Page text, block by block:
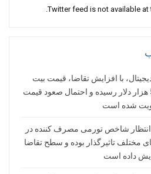
Twitter feed is not available at
با افزایش تقاضا، قیمت بیت
کوین به بالای 51 هزار دلار رسیده و احتمال صعود قیمت
شده است
شاخص تورمی مصرف کننده در
مختلف تاثیرگذار بوده و سطح تقاضا
داده است